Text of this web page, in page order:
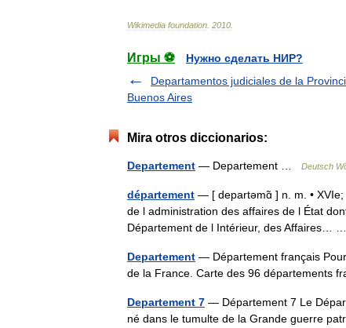
Wikimedia foundation 2010
Игры ⚽
Нужно сделать НИР?
Departamentos judiciales de la
Buenos Aires
Mira otros diccionarios:
Departement — Departement … Deutsch
département — [ departəmɑ̃ ] n. m. •
de l administration des affaires de l État
Département de l Intérieur, des Affaires…
Departement — Département français
de la France. Carte des 96 départements
Departement 7 — Département 7 Le
né dans le tumulte de la Grande guerre